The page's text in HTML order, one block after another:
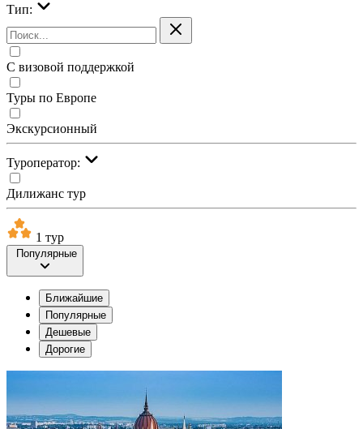
Тип:
С визовой поддержкой
Туры по Европе
Экскурсионный
Туроператор:
Дилижанс тур
1 тур
Популярные
Ближайшие
Популярные
Дешевые
Дорогие